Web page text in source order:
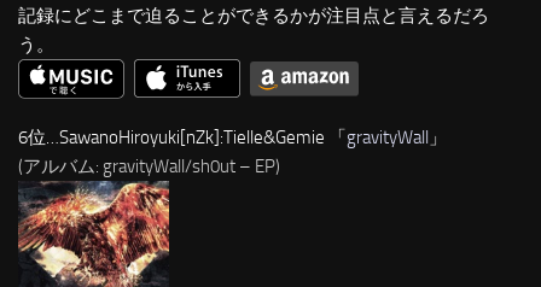
記録にどこまで迫ることができるかが注目点と言えるだろ
う。
6位…SawanoHiroyuki[nZk]:Tielle&Gemie 「gravityWall 」
(アルバム: gravityWall/sh0ut – EP)